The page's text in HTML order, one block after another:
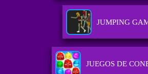
JUMPING
JUEGOS DE